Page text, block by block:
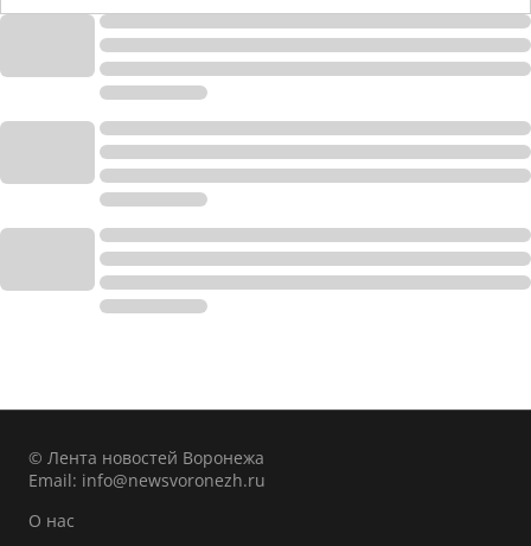
© Лента новостей Воронежа
Email: info@newsvoronezh.ru
О нас